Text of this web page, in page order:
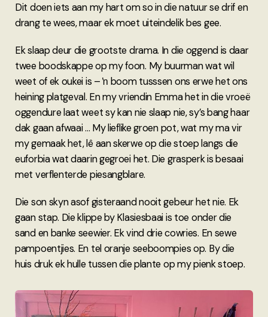
Dit doen iets aan my hart om so in die natuur se drif en
drang te wees, maar ek moet uiteindelik bes gee.
Ek slaap deur die grootste drama. In die oggend is daar
twee boodskappe op my foon. My buurman wat wil
weet of ek oukei is – ŉ boom tusssen ons erwe het ons
heining platgeval. En my vriendin Emma het in die vroeë
oggendure laat weet sy kan nie slaap nie, sy’s bang haar
dak gaan afwaai ... My lieflike groen pot, wat my ma vir
my gemaak het, lê aan skerwe op die stoep langs die
euforbia wat daarin gegroei het. Die grasperk is besaai
met verflenterde piesangblare.
Die son skyn asof gisteraand nooit gebeur het nie. Ek
gaan stap. Die klippe by Klasiesbaai is toe onder die
sand en banke seewier. Ek vind drie cowries. En sewe
pampoentjies. En tel oranje seeboompies op. By die
huis druk ek hulle tussen die plante op my pienk stoep.